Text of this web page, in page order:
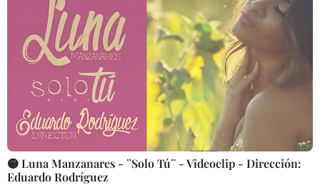
🟡 Luna Manzanares - ¨Solo Tú¨ - Videoclip - Dirección:
Eduardo Rodríguez